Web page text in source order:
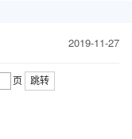
2019-11-27
页 跳转